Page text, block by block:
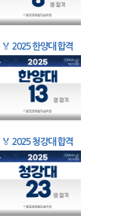
🏅 2025 한양대 합격
🏅 2025 청강대 합격